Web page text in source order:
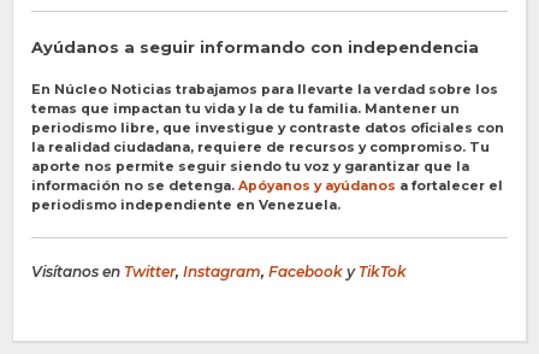
Ayúdanos a seguir informando con independencia
En Núcleo Noticias trabajamos para llevarte la verdad sobre los
temas que impactan tu vida y la de tu familia. Mantener un
periodismo libre, que investigue y contraste datos oficiales con
la realidad ciudadana, requiere de recursos y compromiso. Tu
aporte nos permite seguir siendo tu voz y garantizar que la
información no se detenga. Apóyanos y ayúdanos a fortalecer el
periodismo independiente en Venezuela.
Visítanos en Twitter, Instagram, Facebook y TikTok